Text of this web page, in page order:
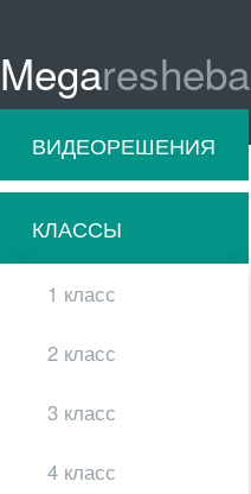
Megaresheba
ВИДЕОРЕШЕНИЯ
КЛАССЫ
1 класс
2 класс
3 класс
4 класс